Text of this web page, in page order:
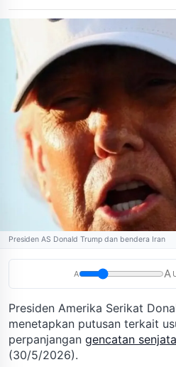
Presiden AS Donald Trump dan bendera Iran
A A
Presiden Amerika Serikat
menetapkan putusan terkait
perpanjangan gencatan senjata
(30/5/2026).